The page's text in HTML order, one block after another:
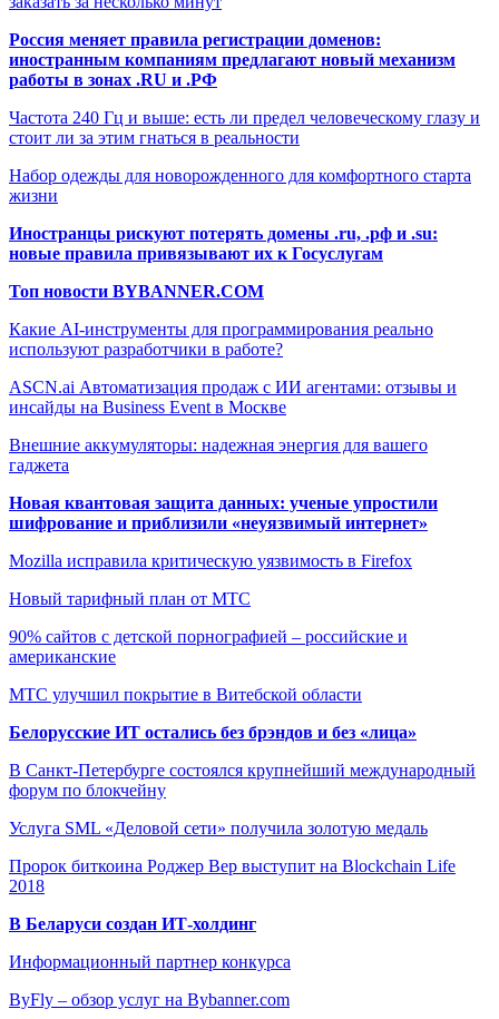
Россия меняет правила регистрации доменов:
иностранным компаниям предлагают новый механизм
работы в зонах .RU и .РФ
Частота 240 Гц и выше: есть ли предел человеческому глазу и
стоит ли за этим гнаться в реальности
Набор одежды для новорожденного для комфортного старта
жизни
Иностранцы рискуют потерять домены .ru, .рф и .su:
новые правила привязывают их к Госуслугам
Топ новости BYBANNER.COM
Какие AI-инструменты для программирования реально
используют разработчики в работе?
ASCN.ai Автоматизация продаж с ИИ агентами: отзывы и
инсайды на Business Event в Москве
Внешние аккумуляторы: надежная энергия для вашего
гаджета
Новая квантовая защита данных: ученые упростили
шифрование и приблизили «неуязвимый интернет»
Mozilla исправила критическую уязвимость в Firefox
Новый тарифный план от МТС
90% сайтов с детской порнографией – российские и
американские
МТС улучшил покрытие в Витебской области
Белорусские ИТ остались без брэндов и без «лица»
В Санкт-Петербурге состоялся крупнейший международный
форум по блокчейну
Услуга SML «Деловой сети» получила золотую медаль
Пророк биткоина Роджер Вер выступит на Blockchain Life
2018
В Беларуси создан ИТ-холдинг
Информационный партнер конкурса
ByFly – обзор услуг на Bybanner.com